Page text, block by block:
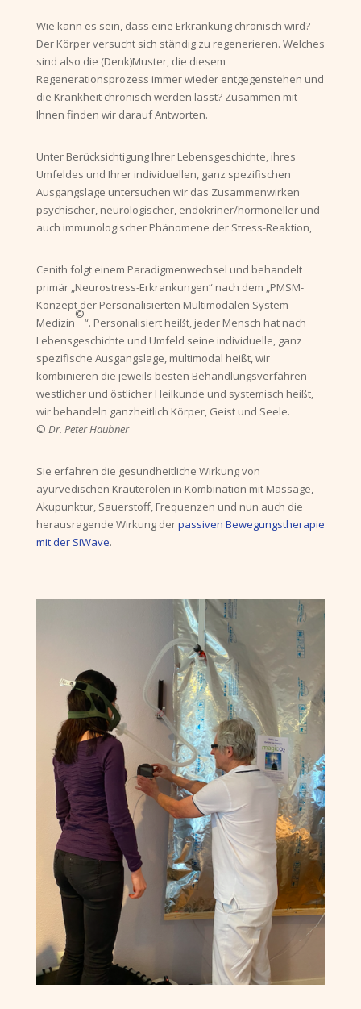
Wie kann es sein, dass eine Erkrankung chronisch wird?
Der Körper versucht sich ständig zu regenerieren. Welches
sind also die (Denk)Muster, die diesem
Regenerationsprozess immer wieder entgegenstehen und
die Krankheit chronisch werden lässt? Zusammen mit
Ihnen finden wir darauf Antworten.
Unter Berücksichtigung Ihrer Lebensgeschichte, ihres
Umfeldes und Ihrer individuellen, ganz spezifischen
Ausgangslage untersuchen wir das Zusammenwirken
psychischer, neurologischer, endokriner/hormoneller und
auch immunologischer Phänomene der Stress-Reaktion,
Cenith folgt einem Paradigmenwechsel und behandelt
primär „Neurostress-Erkrankungen“ nach dem „PMSM-
Konzept der Personalisierten Multimodalen System-
Medizin
©
“. Personalisiert heißt, jeder Mensch hat nach
Lebensgeschichte und Umfeld seine individuelle, ganz
spezifische Ausgangslage, multimodal heißt, wir
kombinieren die jeweils besten Behandlungsverfahren
westlicher und östlicher Heilkunde und systemisch heißt,
wir behandeln ganzheitlich Körper, Geist und Seele.
© Dr. Peter Haubner
Sie erfahren die gesundheitliche Wirkung von
ayurvedischen Kräuterölen in Kombination mit Massage,
Akupunktur, Sauerstoff, Frequenzen und nun auch die
herausragende Wirkung derpassiven Bewegungstherapie
mit der SiWave.